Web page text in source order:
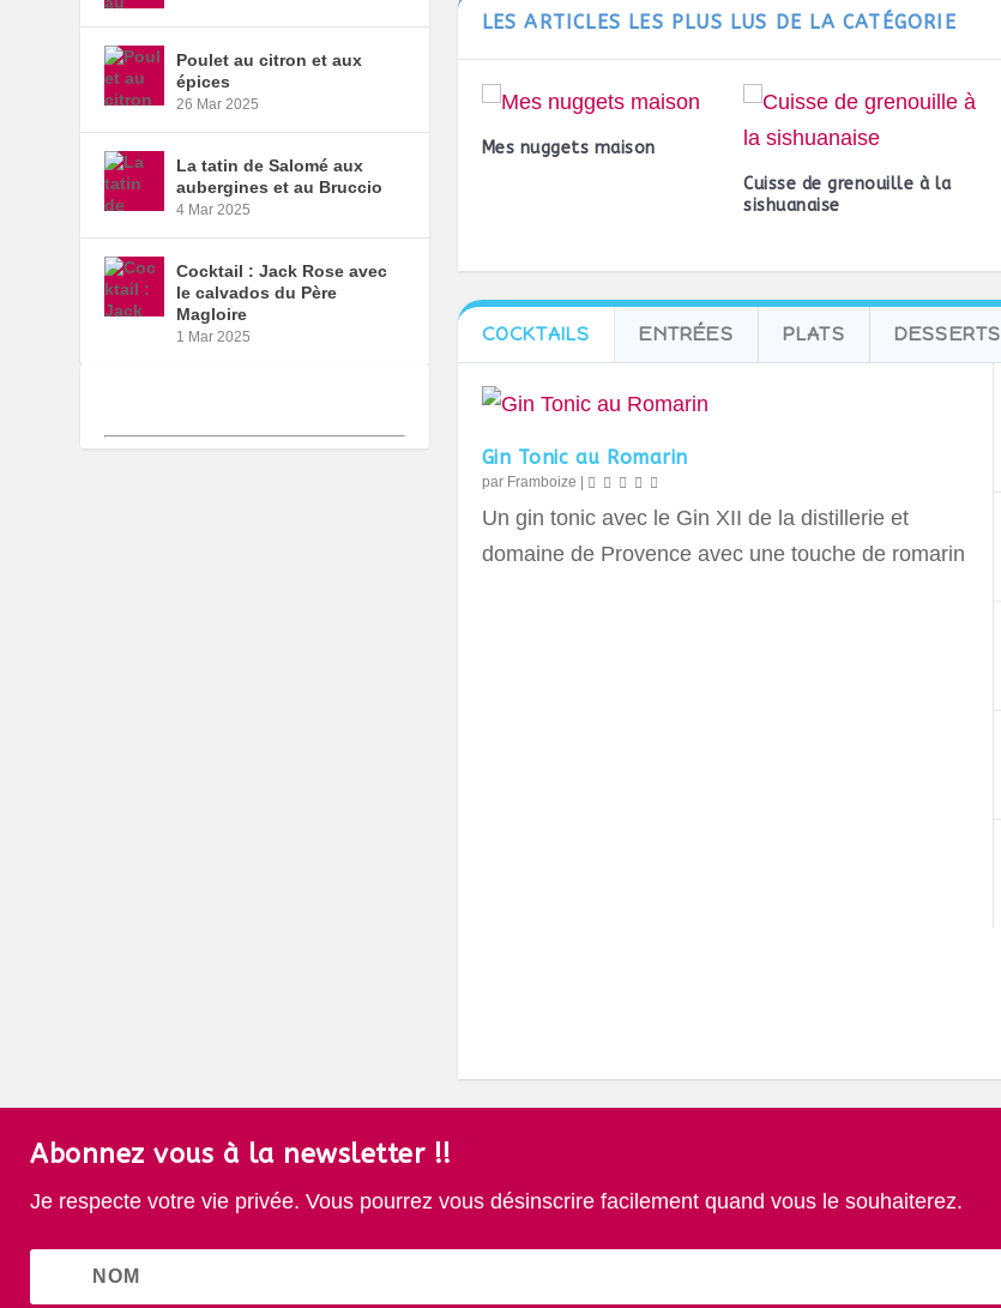
LES ARTICLES LES PLUS LUS DE LA CATÉGORIE
Mes nuggets maison
Cuisse de grenouille à la
sishuanaise
COCKTAILS ENTRÉES PLATS DESSERTS
Gin Tonic au Romarin
par Framboize
Un gin tonic avec le Gin XII de la distillerie et
domaine de Provence avec une touche de romarin
Poulet au citron et aux
épices
26 Mar 2025
La tatin de Salomé aux
aubergines et au Bruccio
4 Mar 2025
Cocktail : Jack Rose avec
le calvados du Père
Magloire
1 Mar 2025
Abonnez vous à la newsletter !!
Je respecte votre vie privée. Vous pourrez vous désinscrire facilement quand vous le souhaiterez.